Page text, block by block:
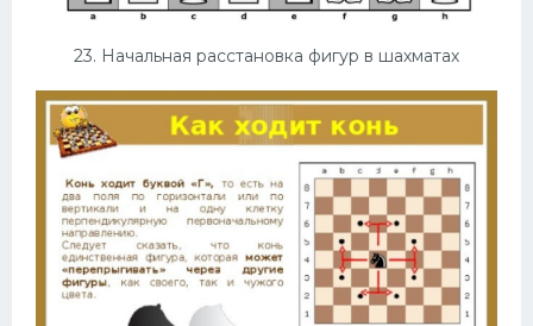
23. Начальная расстановка фигур в шахматах